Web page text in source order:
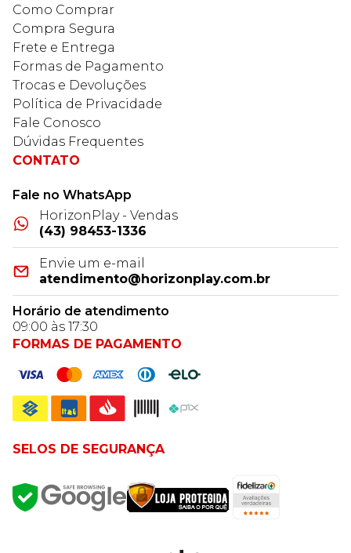
Como Comprar
Compra Segura
Frete e Entrega
Formas de Pagamento
Trocas e Devoluções
Política de Privacidade
Fale Conosco
Dúvidas Frequentes
CONTATO
Fale no WhatsApp
HorizonPlay - Vendas
(43) 98453-1336
Envie um e-mail
atendimento@horizonplay.com.br
Horário de atendimento
09:00 às 17:30
FORMAS DE PAGAMENTO
SELOS DE SEGURANÇA